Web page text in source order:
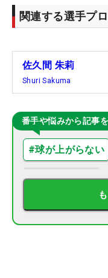
関連する選手プ
佐久間 朱莉
Shuri Sakuma
番手や悩みから記事
#球が上がらない